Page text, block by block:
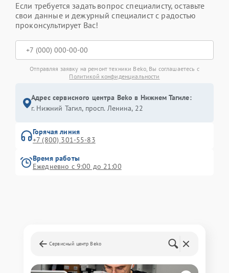
Если требуется задать вопрос специалисту, оставьте
свои данные и дежурный специалист с радостью
проконсультирует Вас!
Отправляя заявку на ремонт техники Beko, Вы соглашаетесь с
Политикой конфиденциальности
Адрес сервисного центра Beko в Нижнем Тагиле:
г. Нижний Тагил, просп. Ленина, 22
Горячая линия
+7 (800) 301-55-83
Время работы
Ежедневно с 9:00 до 21:00
Сервисный центр Beko